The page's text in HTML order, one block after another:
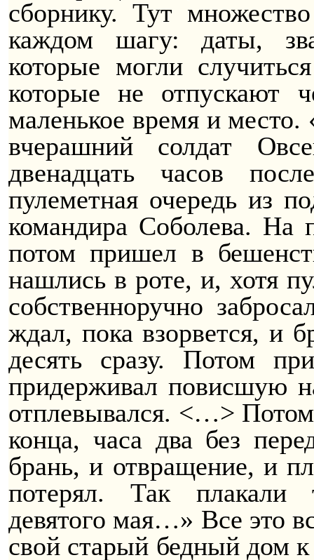
сборнику. Тут
каждом шагу: даты,
которые могли
которые не отпускают
маленькое время и
вчерашний солдат
двенадцать часов
пулеметная очередь из
командира Соболева. На
потом пришел в
нашлись в роте, и, хотя
собственноручно
ждал, пока взорвется, и
десять сразу. Потом
придерживал повисшую
отплевывался. <…> Потом
конца, часа два без
брань, и отвращение, и
потерял. Так плакали
девятого мая…» Все это
свой старый бедный дом